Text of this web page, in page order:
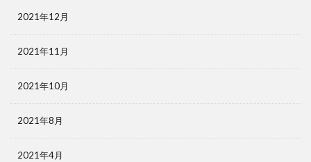
2021年12月
2021年11月
2021年10月
2021年8月
2021年4月